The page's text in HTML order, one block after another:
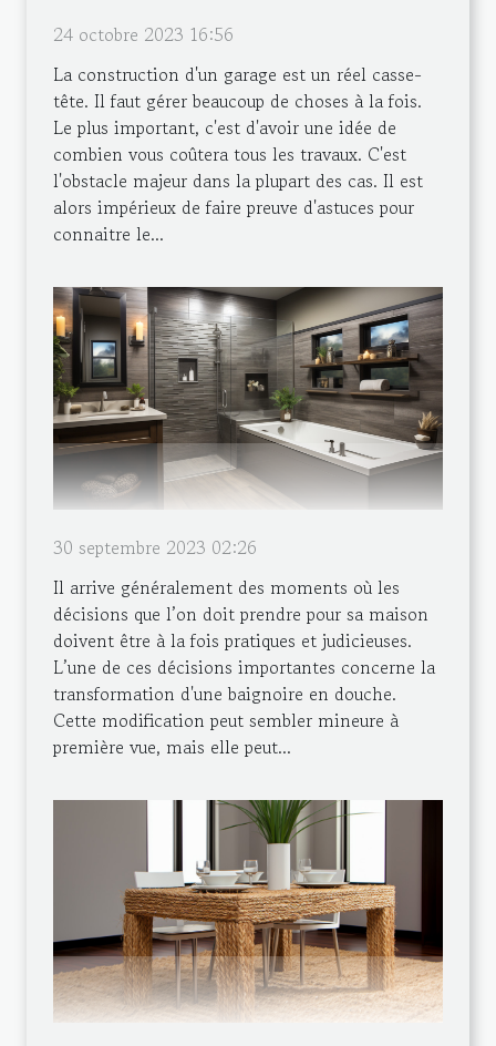
24 octobre 2023 16:56
La construction d'un garage est un réel casse-
tête. Il faut gérer beaucoup de choses à la fois.
Le plus important, c'est d'avoir une idée de
combien vous coûtera tous les travaux. C'est
l'obstacle majeur dans la plupart des cas. Il est
alors impérieux de faire preuve d'astuces pour
connaitre le...
30 septembre 2023 02:26
Il arrive généralement des moments où les
décisions que l’on doit prendre pour sa maison
doivent être à la fois pratiques et judicieuses.
L’une de ces décisions importantes concerne la
transformation d'une baignoire en douche.
Cette modification peut sembler mineure à
première vue, mais elle peut...